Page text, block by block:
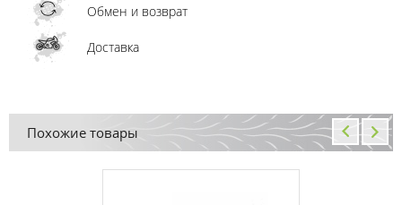
Обмен и возврат
Доставка
Похожие товары